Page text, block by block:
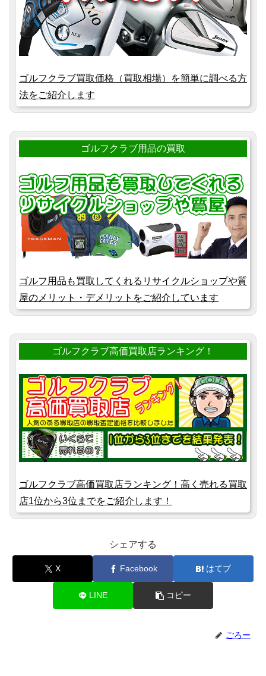
ゴルフクラブ買取価格（買取相場）を簡単に調べる方
法をご紹介します
ゴルフクラブ用品の買取
ゴルフ用品も買取してくれるリサイクルショップや質
屋のメリット・デメリットをご紹介しています
ゴルフクラブ高価買取店ランキング！
ゴルフクラブ高価買取店ランキング！高く売れる買取
店1位から3位までをご紹介します！
シェアする
X Facebook はてブ
LINE コピー
ごろー